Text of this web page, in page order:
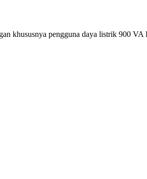
khususnya pengguna daya listrik 900